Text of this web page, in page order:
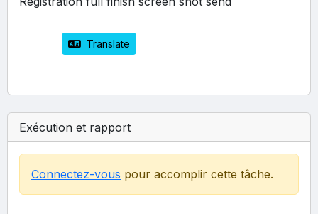
Translate
Exécution et rapport
Connectez-vous pour accomplir cette tâche.